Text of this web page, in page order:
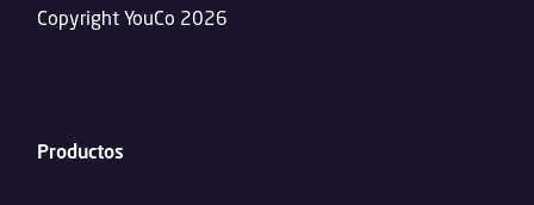
Copyright YouCo 2026
Productos